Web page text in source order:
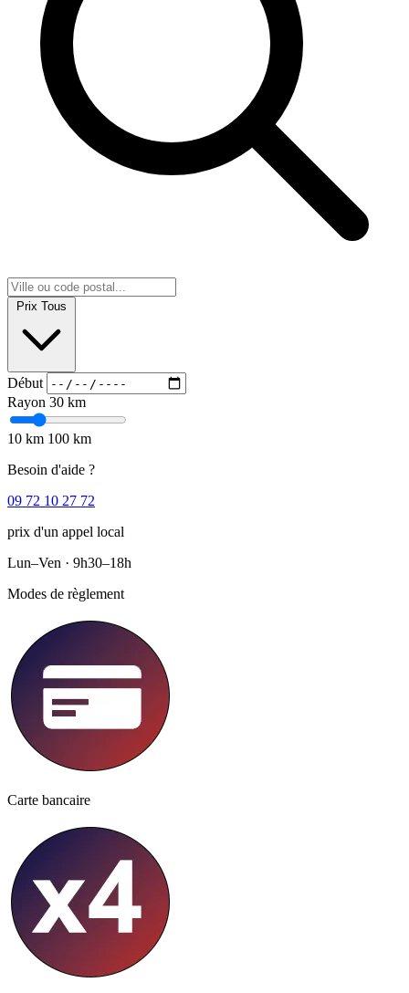
Prix Tous
Début
Rayon 30 km
10 km 100 km
Besoin d'aide ?
09 72 10 27 72
prix d'un appel local
Lun–Ven · 9h30–18h
Modes de règlement
Carte bancaire